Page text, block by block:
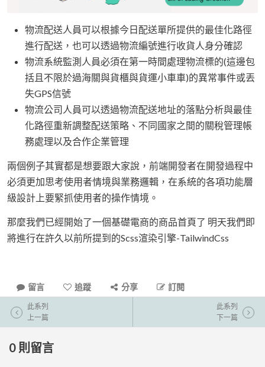
物流配送人員可以根據今日配送單所提供的最佳化路徑
進行配送，也可以透過物流編號進行收貨人身分確認
物流系統監測人員必須在第一時間處理物流標的(這邊包
括且不限於過海關與貨櫃與貨運小車車)的異常事件或丟
失GPS信號
物流公司人員可以透過物流配送地址的落點分析與最佳
化路徑重新調整配送策略、不同國家之間的關稅管理帳
務處理以及合作企業管理
兩個例子其實都是想要跟大家說，前端開發者在開發過程中
必須更加思考使用者情境與業務邏輯，在系統的各項功能層
級設計上要緊抓使用者的操作情境。
那麼我們已經開始了一個基礎電商的商品首頁了 明天我們即
將進行在許久以前所提到的Scss渲染引擎-TailwindCss
留言 追蹤 分享 訂閱
此系列
上一篇
此系列
下一篇
0 則留言